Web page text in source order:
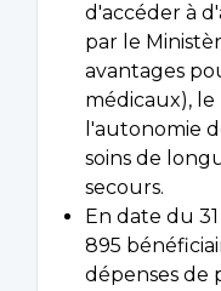
d'accéder à
par le
avantages
médicaux),
l'autonomie
soins de
secours.
En date du
895
dépenses de